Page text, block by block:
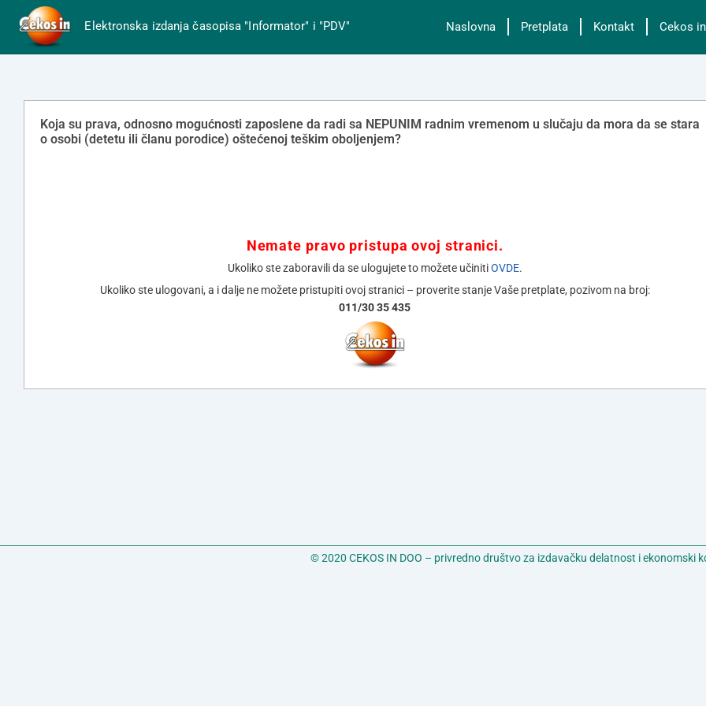
Elektronska izdanja časopisa "Informator" i "PDV" Naslovna Pretplata Kontakt Cekos in
Koja su prava, odnosno mogućnosti zaposlene da radi sa NEPUNIM radnim vremenom u slučaju da mora da se stara
o osobi (detetu ili članu porodice) oštećenoj teškim oboljenjem?
Nemate pravo pristupa ovoj stranici.
Ukoliko ste zaboravili da se ulogujete to možete učinitiOVDE.
Ukoliko ste ulogovani, a i dalje ne možete pristupiti ovoj stranici – proverite stanje Vaše pretplate, pozivom na broj:
011/30 35 435
© 2020 CEKOS IN DOO – privredno društvo za izdavačku delatnost i ekonomski